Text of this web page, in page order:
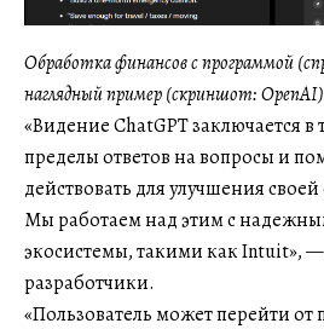
Обработка финансов с программой
наглядный пример (скриншот: OpenAI)
«Видение ChatGPT заключается
пределы ответов на вопросы и
действовать для улучшения
Мы работаем над этим с
экосистемы, такими как Intuit»,
разработчики.
«Пользователь может перейти от